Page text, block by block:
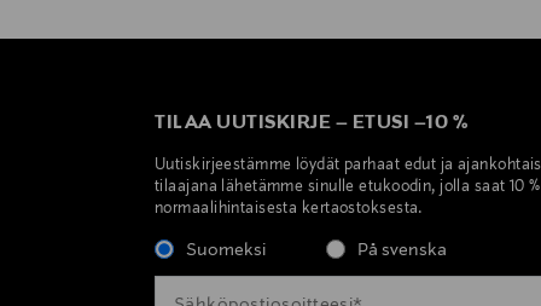
TILAA UUTISKIRJE – ETUSI –10 %
Uutiskirjeestämme löydät parhaat edut ja
tilaajana lähetämme sinulle etukoodin, jolla saat 10
normaalihintaisesta kertaostoksesta.
Suomeksi På svenska